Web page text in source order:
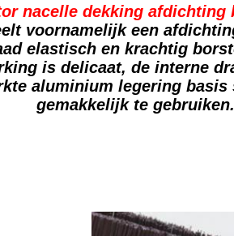
nacelle dekking
voornamelijk een
elastisch en krachtig
is delicaat, de interne
aluminium legering
gemakkelijk te gebruiken.